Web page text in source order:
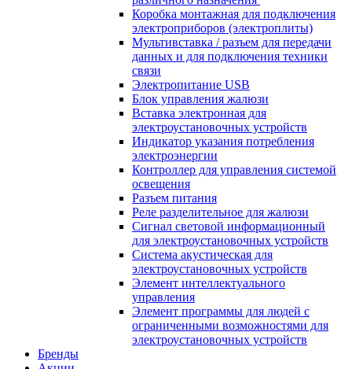
Коробка монтажная для подключения
электроприборов (электроплиты)
Мультивставка / разъем для передачи
данных и для подключения техники
связи
Электропитание USB
Блок управления жалюзи
Вставка электронная для
электроустановочных устройств
Индикатор указания потребления
электроэнергии
Контроллер для управления системой
освещения
Разъем питания
Реле разделительное для жалюзи
Сигнал световой информационный
для электроустановочных устройств
Система акустическая для
электроустановочных устройств
Элемент интеллектуального
управления
Элемент программы для людей с
ограниченными возможностями для
электроустановочных устройств
Бренды